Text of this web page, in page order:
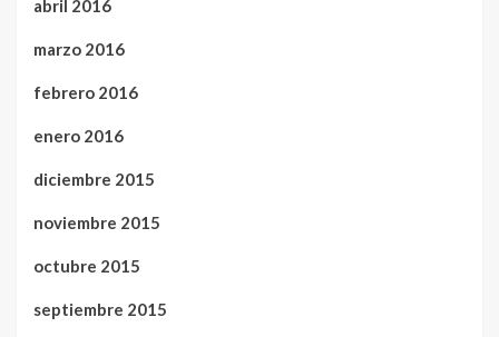
abril 2016
marzo 2016
febrero 2016
enero 2016
diciembre 2015
noviembre 2015
octubre 2015
septiembre 2015